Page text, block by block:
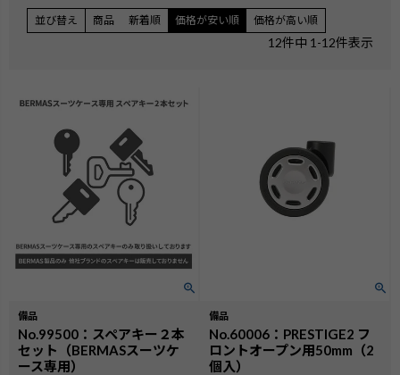
並び替え 商品 新着順 価格が安い順 価格が高い順
12件中 1 -12件表示
備品
No.99500：スペアキー２本
セット（BERMASスーツケ
ース専用）
備品
No.60006：PRESTIGE2 フ
ロントオープン用50mm（2
個入）